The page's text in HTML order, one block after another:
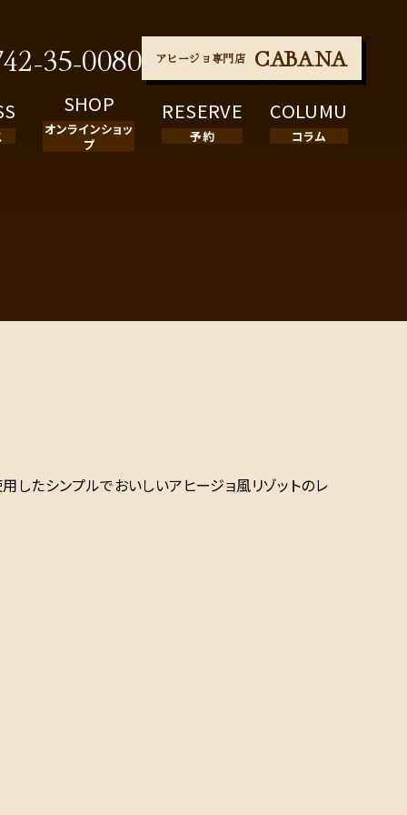
35-0080 アヒージョ専門店 CABANA
オンラインショッ
プ
SHOP
予約
RESERVE
コラム
COLUMU
したシンプルでおいしいアヒージョ風リゾットのレ